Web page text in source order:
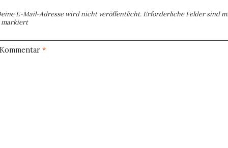
E-Mail-Adresse wird nicht veröffentlicht. Erforderliche Felder sind
markiert
Kommentar*